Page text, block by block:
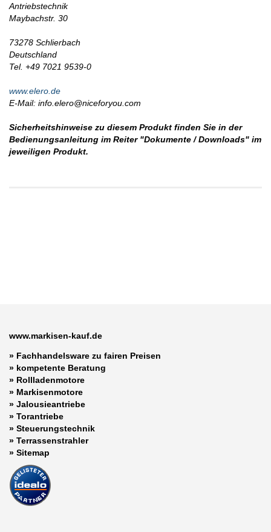
Antriebstechnik
Maybachstr. 30
73278 Schlierbach
Deutschland
Tel. +49 7021 9539-0
www.elero.de
E-Mail: info.elero@niceforyou.com
Sicherheitshinweise zu diesem Produkt finden Sie in der
Bedienungsanleitung im Reiter "Dokumente / Downloads" im
jeweiligen Produkt.
www.markisen-kauf.de
» Fachhandelsware zu fairen Preisen
» kompetente Beratung
» Rollladenmotore
» Markisenmotore
» Jalousieantriebe
» Torantriebe
» Steuerungstechnik
» Terrassenstrahler
» Sitemap